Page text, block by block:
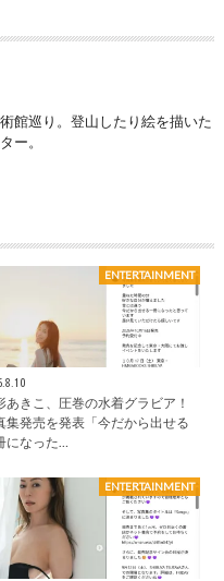
館巡り。登山したり絵を描いた
ー。
ENTERTAINMENT
あきこ、圧巻の水着グラビア！
集発売を発表「今だから出せる
になった…
ENTERTAINMENT